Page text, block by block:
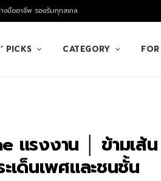
มืออาชีพ รองรับทุกสเกล
PICKS CATEGORY
แรงงาน │ ข้ามเส้
เด็นเพศและชนชั้น